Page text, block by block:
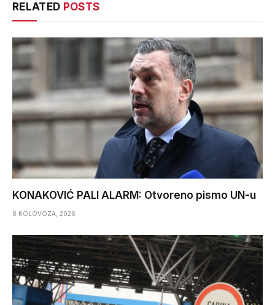
RELATED POSTS
KONAKOVIĆ PALI ALARM: Otvoreno pismo UN-u
8 KOLOVOZA, 2026